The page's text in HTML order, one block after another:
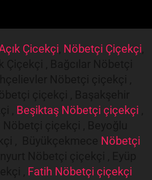
Çicekçi Nöbetçi Çiçekçi
Beşiktaş Nöbetçi çiçekçi
Nöbetçi
Fatih Nöbetçi çiçekçi